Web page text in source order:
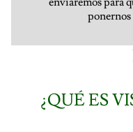
¿QUÉ ES